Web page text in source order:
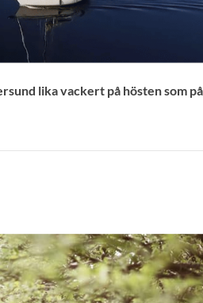
lika vackert på hösten som på